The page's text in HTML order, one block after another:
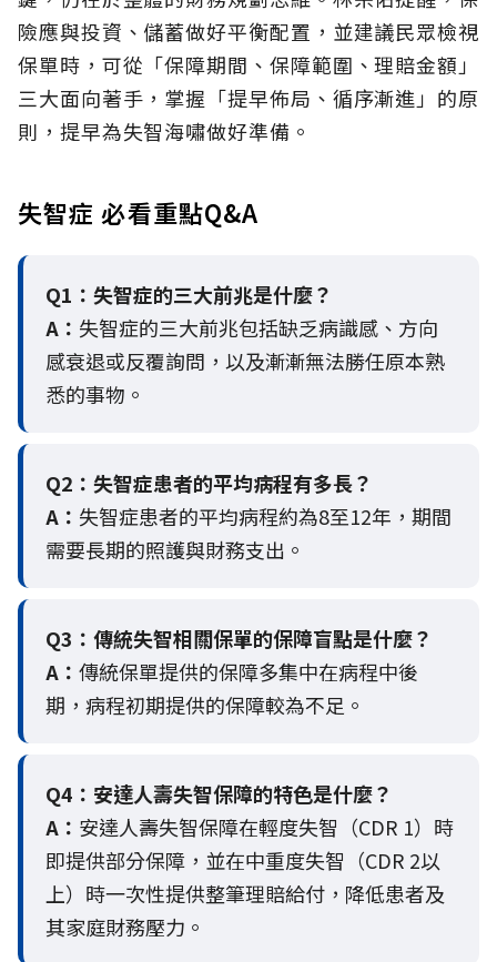
險應與投資、儲蓄做好平衡配置，並建議民眾檢視
保單時，可從「保障期間、保障範圍、理賠金額」
三大面向著手，掌握「提早佈局、循序漸進」的原
則，提早為失智海嘯做好準備。
失智症 必看重點Q&A
Q1：失智症的三大前兆是什麼？
A： 失智症的三大前兆包括缺乏病識感、方向
感衰退或反覆詢問，以及漸漸無法勝任原本熟
悉的事物。
Q2： 失智症患者的平均病程有多長？
A： 失智症患者的平均病程約為8至12年，期間
需要長期的照護與財務支出。
Q3： 傳統失智相關保單的保障盲點是什麼？
A： 傳統保單提供的保障多集中在病程中後
期，病程初期提供的保障較為不足。
Q4： 安達人壽失智保障的特色是什麼？
A： 安達人壽失智保障在輕度失智（CDR 1）時
即提供部分保障，並在中重度失智（CDR 2以
上）時一次性提供整筆理賠給付，降低患者及
其家庭財務壓力。